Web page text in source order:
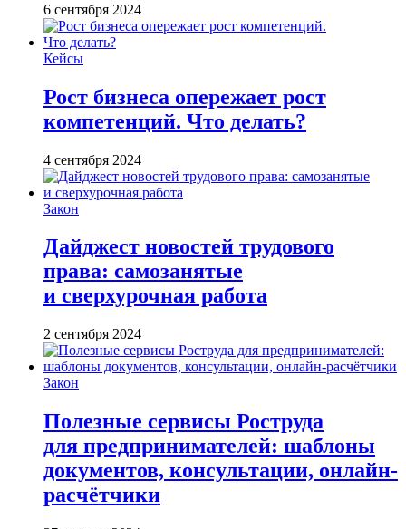
6 сентября 2024
Кейсы
Рост бизнеса опережает рост
компетенций. Что делать?
4 сентября 2024
Закон
Дайджест новостей трудового
права: самозанятые
и сверхурочная работа
2 сентября 2024
Закон
Полезные сервисы Роструда
для предпринимателей: шаблоны
документов, консультации, онлайн-
расчётчики